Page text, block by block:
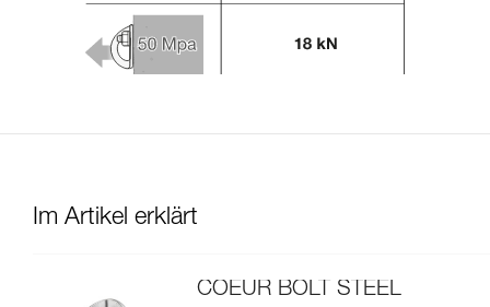
Im Artikel erklärt
COEUR BOLT STEEL